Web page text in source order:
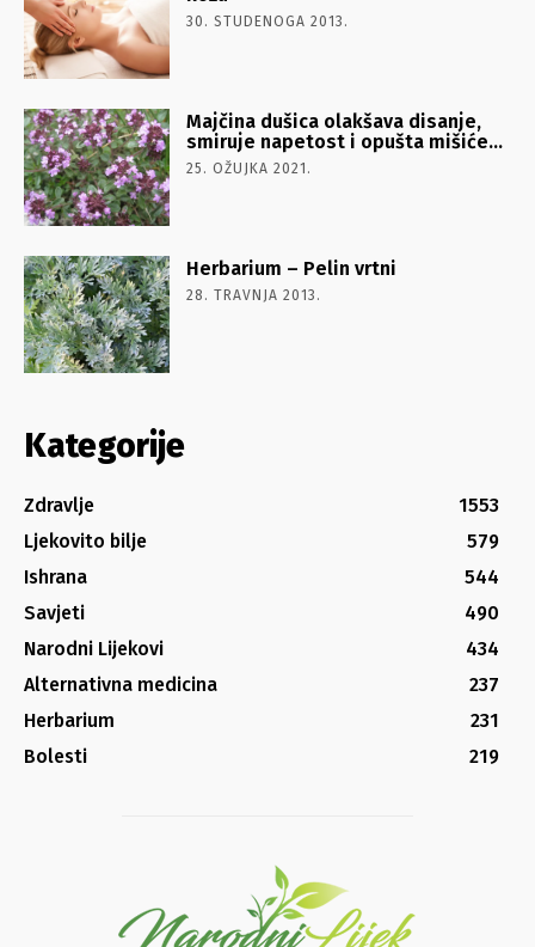
30. STUDENOGA 2013.
Majčina dušica olakšava disanje,
smiruje napetost i opušta mišiće…
25. OŽUJKA 2021.
Herbarium – Pelin vrtni
28. TRAVNJA 2013.
Kategorije
Zdravlje
1553
Ljekovito bilje
579
Ishrana
544
Savjeti
490
Narodni Lijekovi
434
Alternativna medicina
237
Herbarium
231
Bolesti
219